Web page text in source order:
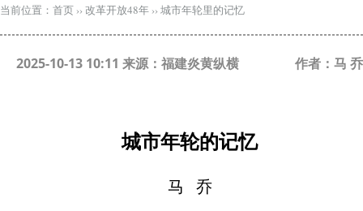
当前位置： 首页 ›› 改革开放48年 ›› 城市年轮里的记忆
2025-10-13 10:11 来源：福建炎黄纵横 作者：马 乔
城市年轮的记忆
马 乔